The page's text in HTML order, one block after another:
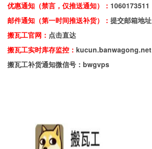
优惠通知（禁言，仅推送通知）： 1060173511
邮件通知（第一时间推送补货）： 提交邮箱地址
搬瓦工官网： 点击直达
搬瓦工实时库存监控： kucun.banwagong.net
搬瓦工补货通知微信号：bwgvps